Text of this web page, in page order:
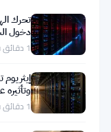
تواجه
تسعة
من
أكبر
البنوك
دخول السرقة
1 دقائق قراءة · Aug 7, 2026
وتأثيره
1 دقائق قراءة · Aug 7, 2026